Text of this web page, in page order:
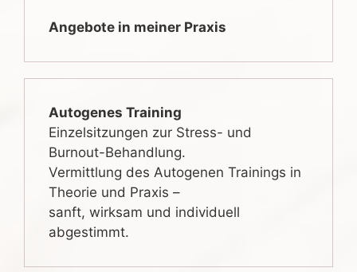
Angebote in meiner Praxis
Autogenes Training
Einzelsitzungen zur Stress- und
Burnout-Behandlung.
Vermittlung des Autogenen Trainings in
Theorie und Praxis –
sanft, wirksam und individuell
abgestimmt.